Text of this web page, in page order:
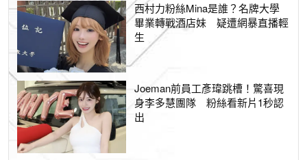
西村力粉絲Mina是誰？名牌大學
畢業轉戰酒店妹 疑遭網暴直播輕
生
Joeman前員工彥瑋跳槽！驚喜現
身李多慧團隊 粉絲看新片1秒認
出